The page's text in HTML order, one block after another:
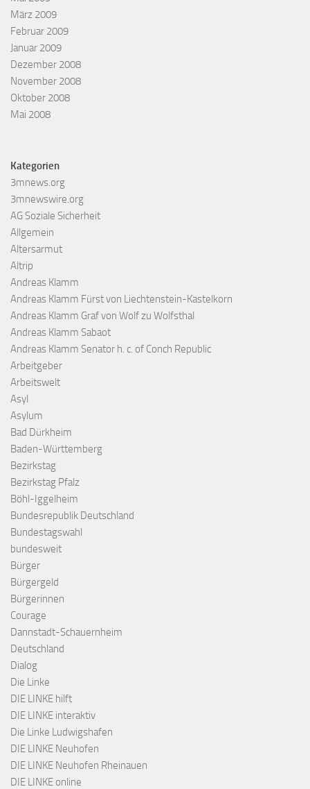
März 2009
Februar 2009
Januar 2009
Dezember 2008
November 2008
Oktober 2008
Mai 2008
Kategorien
3mnews.org
3mnewswire.org
AG Soziale Sicherheit
Allgemein
Altersarmut
Altrip
Andreas Klamm
Andreas Klamm Fürst von Liechtenstein-Kastelkorn
Andreas Klamm Graf von Wolf zu Wolfsthal
Andreas Klamm Sabaot
Andreas Klamm Senator h. c. of Conch Republic
Arbeitgeber
Arbeitswelt
Asyl
Asylum
Bad Dürkheim
Baden-Württemberg
Bezirkstag
Bezirkstag Pfalz
Böhl-Iggelheim
Bundesrepublik Deutschland
Bundestagswahl
bundesweit
Bürger
Bürgergeld
Bürgerinnen
Courage
Dannstadt-Schauernheim
Deutschland
Dialog
Die Linke
DIE LINKE hilft
DIE LINKE interaktiv
Die Linke Ludwigshafen
DIE LINKE Neuhofen
DIE LINKE Neuhofen Rheinauen
DIE LINKE online